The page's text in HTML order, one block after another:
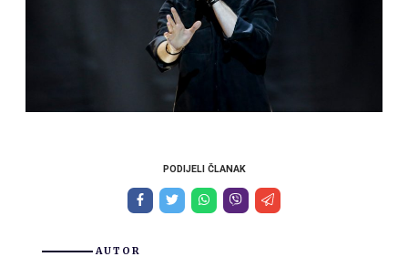
PODIJELI ČLANAK
AUTOR